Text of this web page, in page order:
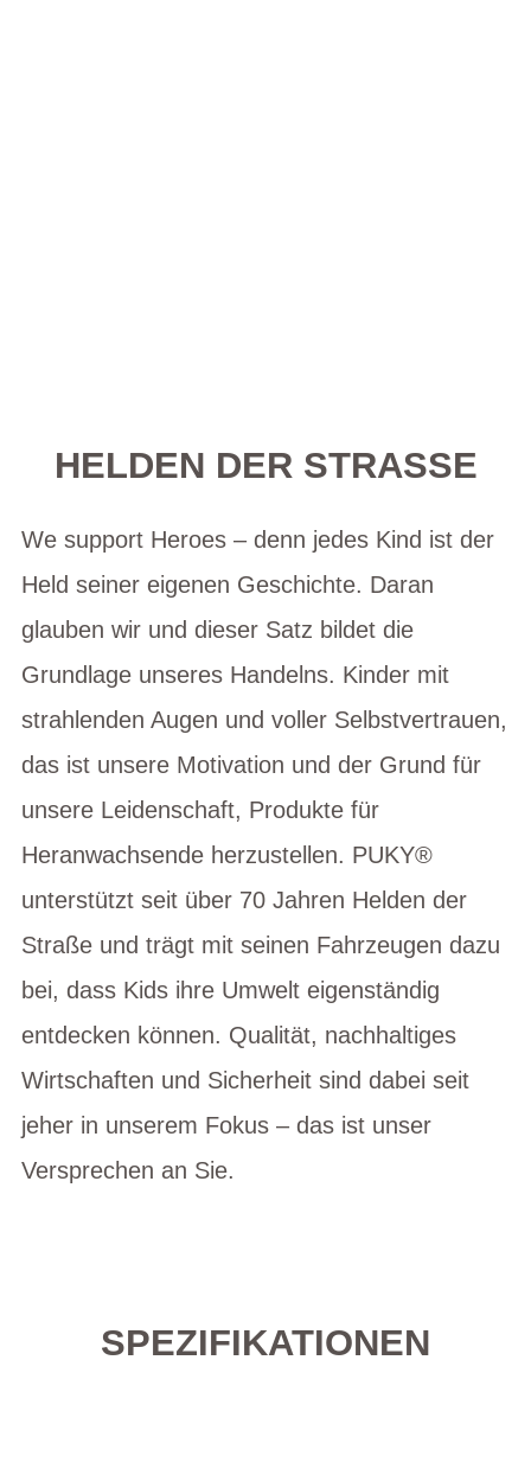
HELDEN DER STRASSE
We support Heroes – denn jedes Kind ist der
Held seiner eigenen Geschichte. Daran
glauben wir und dieser Satz bildet die
Grundlage unseres Handelns. Kinder mit
strahlenden Augen und voller Selbstvertrauen,
das ist unsere Motivation und der Grund für
unsere Leidenschaft, Produkte für
Heranwachsende herzustellen. PUKY®
unterstützt seit über 70 Jahren Helden der
Straße und trägt mit seinen Fahrzeugen dazu
bei, dass Kids ihre Umwelt eigenständig
entdecken können. Qualität, nachhaltiges
Wirtschaften und Sicherheit sind dabei seit
jeher in unserem Fokus – das ist unser
Versprechen an Sie.
SPEZIFIKATIONEN